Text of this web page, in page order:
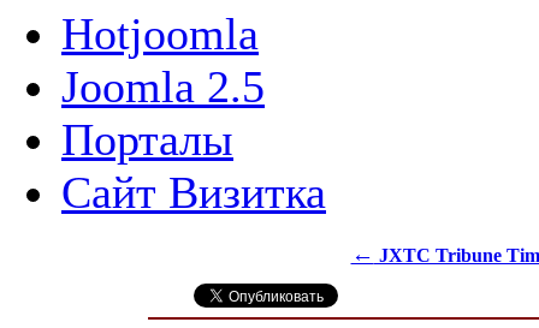
Hotjoomla
Joomla 2.5
Порталы
Сайт Визитка
← JXTC Tribune